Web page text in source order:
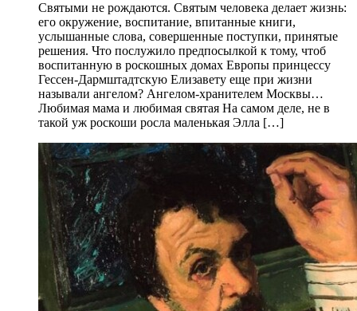
Святыми не рождаются. Святым человека делает жизнь:
его окружение, воспитание, впитанные книги,
услышанные слова, совершенные поступки, принятые
решения. Что послужило предпосылкой к тому, чтоб
воспитанную в роскошных домах Европы принцессу
Гессен-Дармштадтскую Елизавету еще при жизни
называли ангелом? Ангелом-хранителем Москвы…
Любимая мама и любимая святая На самом деле, не в
такой уж роскоши росла маленькая Элла […]